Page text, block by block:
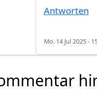
Antworten
Mo. 14 Jul 2025 -